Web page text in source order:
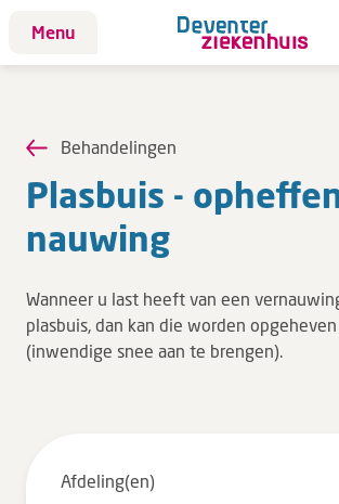
Menu
Patiënt
Afdelingen
Afspraak maken
Bloedafname
Kinderwebsite
Specialisten
Behandelingen
Plas­buis -
nau­wing
Wanneer u last heeft van een
plasbuis, dan kan die worden
(inwendige snee aan te brengen).
Afdeling(en)